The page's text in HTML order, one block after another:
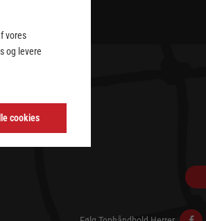
vores
og levere
cookies